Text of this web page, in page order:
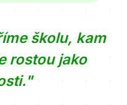
školu, kam
rostou jako